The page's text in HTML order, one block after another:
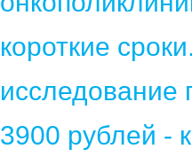
короткие
исследование
3900 рублей -